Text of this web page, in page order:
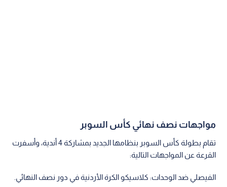
مواجهات نصف نهائي كأس السوبر
تقام بطولة كأس السوبر بنظامها الجديد بمشاركة 4 أندية، وأسفرت
القرعة عن المواجهات التالية:
الفيصلي ضد الوحدات: كلاسيكو الكرة الأردنية في دور نصف النهائي.